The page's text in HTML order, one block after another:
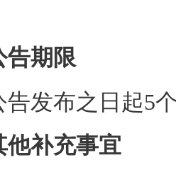
告期限
告发布之日起5
他补充事宜